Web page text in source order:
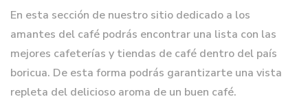
En esta sección de nuestro sitio dedicado a los
amantes del café podrás encontrar una lista con las
mejores cafeterías y tiendas de café dentro del país
boricua. De esta forma podrás garantizarte una vista
repleta del delicioso aroma de un buen café.